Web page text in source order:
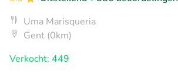
Uma Marisqueria
Gent (0km)
Verkocht: 449